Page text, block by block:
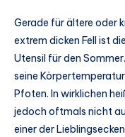
Gerade für ältere oder
extrem dicken Fell ist
Utensil für den
seine
Pfoten. In wirklichen
jedoch oftmals nicht
einer der